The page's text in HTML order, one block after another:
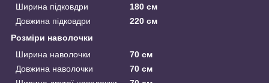
Ширина підковдри
180 см
Довжина підковдри
220 см
Розміри наволочки
Ширина наволочки
70 см
Довжина наволочки
70 см